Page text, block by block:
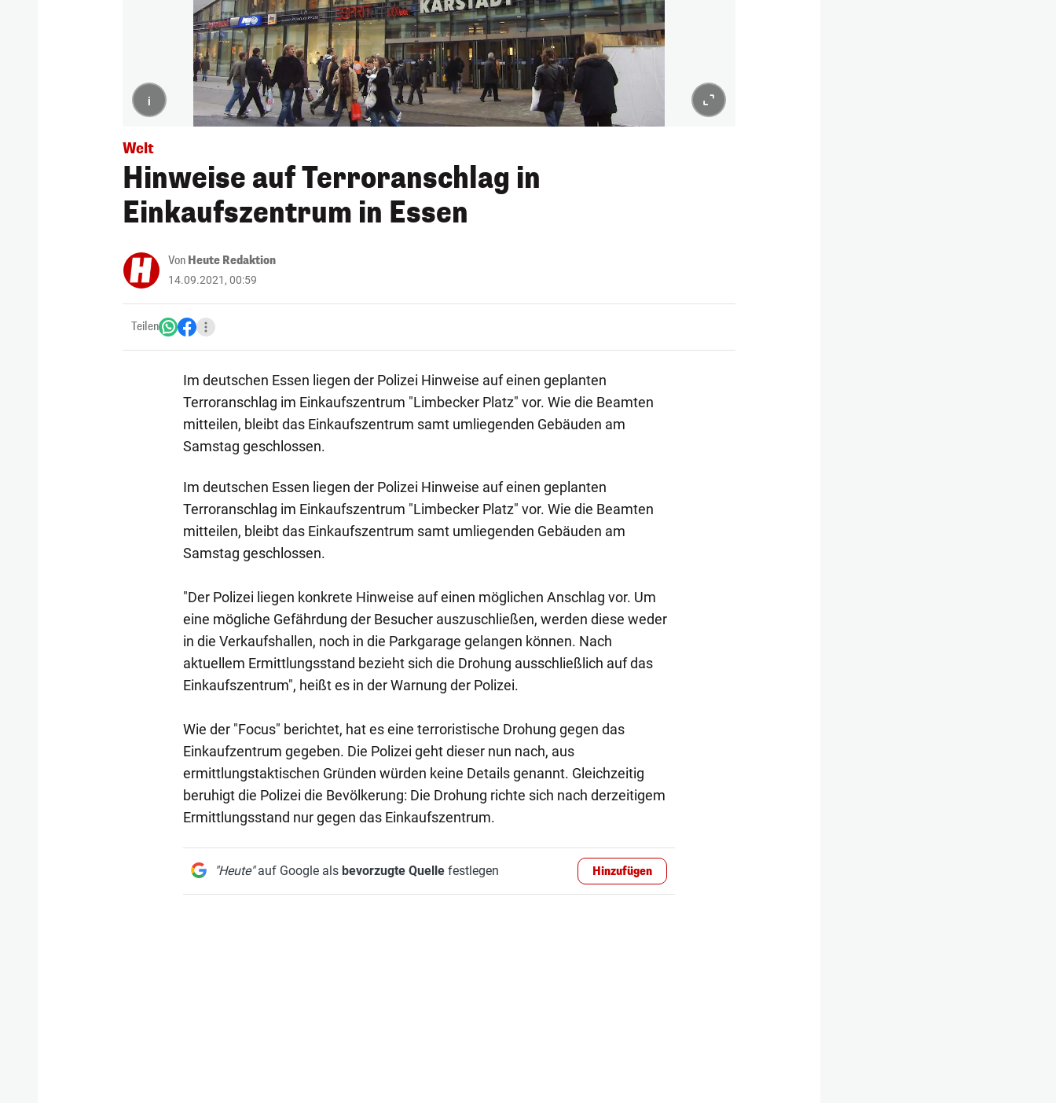
i
Welt
Hinweise auf Terroranschlag in
Einkaufszentrum in Essen
Von Heute Redaktion
14.09.2021, 00:59
Teilen
Im deutschen Essen liegen der Polizei Hinweise auf einen geplanten
Terroranschlag im Einkaufszentrum "Limbecker Platz" vor. Wie die Beamten
mitteilen, bleibt das Einkaufszentrum samt umliegenden Gebäuden am
Samstag geschlossen.
Im deutschen Essen liegen der Polizei Hinweise auf einen geplanten
Terroranschlag im Einkaufszentrum "Limbecker Platz" vor. Wie die Beamten
mitteilen, bleibt das Einkaufszentrum samt umliegenden Gebäuden am
Samstag geschlossen.
"Der Polizei liegen konkrete Hinweise auf einen möglichen Anschlag vor. Um
eine mögliche Gefährdung der Besucher auszuschließen, werden diese weder
in die Verkaufshallen, noch in die Parkgarage gelangen können. Nach
aktuellem Ermittlungsstand bezieht sich die Drohung ausschließlich auf das
Einkaufszentrum", heißt es in der Warnung der Polizei.
Wie der "Focus" berichtet, hat es eine terroristische Drohung gegen das
Einkaufzentrum gegeben. Die Polizei geht dieser nun nach, aus
ermittlungstaktischen Gründen würden keine Details genannt. Gleichzeitig
beruhigt die Polizei die Bevölkerung: Die Drohung richte sich nach derzeitigem
Ermittlungsstand nur gegen das Einkaufszentrum.
"Heute"auf Google als bevorzugte Quellefestlegen Hinzufügen